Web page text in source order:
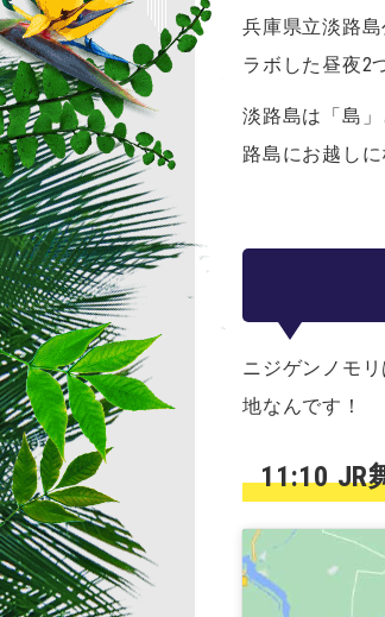
兵庫県立淡路
ラボした昼夜2
淡路島は「島
路島にお越し
ニジゲンノモ
地なんです！
11:10 JR